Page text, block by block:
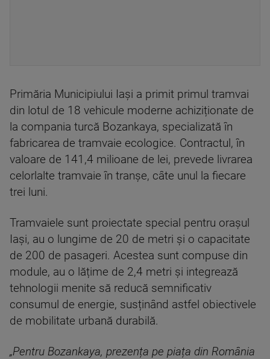
Primăria Municipiului Iași a primit primul tramvai
din lotul de 18 vehicule moderne achiziționate de
la compania turcă Bozankaya, specializată în
fabricarea de tramvaie ecologice. Contractul, în
valoare de 141,4 milioane de lei, prevede livrarea
celorlalte tramvaie în tranșe, câte unul la fiecare
trei luni.
Tramvaiele sunt proiectate special pentru orașul
Iași, au o lungime de 20 de metri și o capacitate
de 200 de pasageri. Acestea sunt compuse din
module, au o lățime de 2,4 metri și integrează
tehnologii menite să reducă semnificativ
consumul de energie, susținând astfel obiectivele
de mobilitate urbană durabilă.
„Pentru Bozankaya, prezența pe piața din România